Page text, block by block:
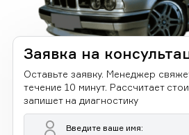
Заявка на
Оставьте заявку. Менеджер
течение 10 минут. Рассчитает
запишет на диагностику